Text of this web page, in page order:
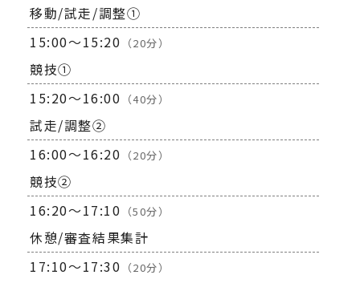
移動/試走/調整➀
15:00～15:20 （20分）
競技➀
15:20～16:00 （40分）
試走/調整②
16:00～16:20 （20分）
競技②
16:20～17:10 （50分）
休憩/審査結果集計
17:10～17:30 （20分）